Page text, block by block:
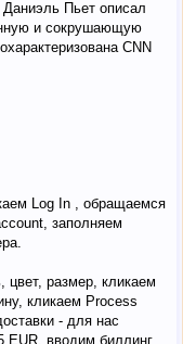
Пьет описал
и сокрушающую
CNN
Log In , обращаемся
заполняем
размер, кликаем
кликаем Process
- для нас
EUR, вводим биллинг